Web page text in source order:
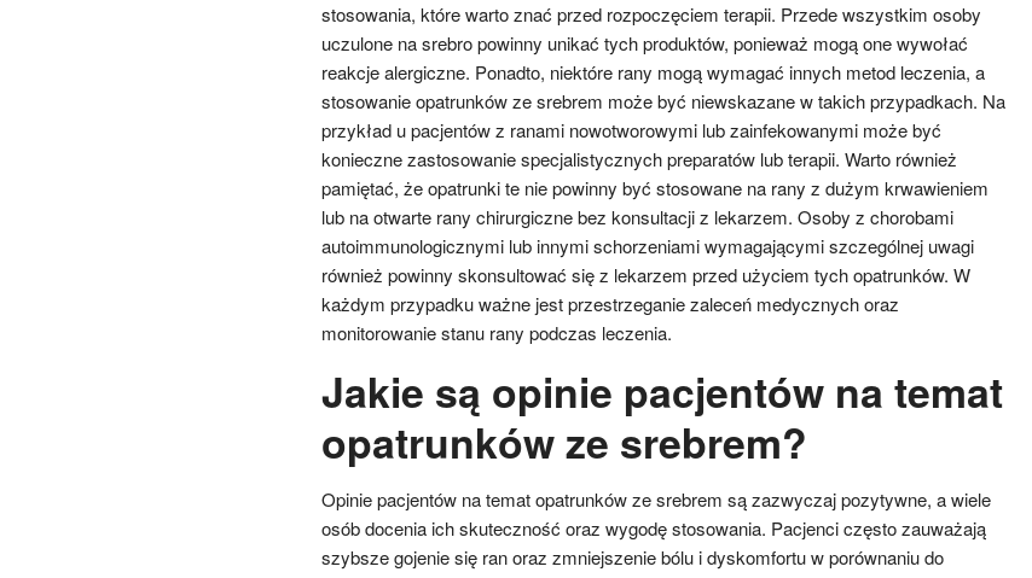
stosowania, które warto znać przed rozpoczęciem terapii. Przede wszystkim osoby
uczulone na srebro powinny unikać tych produktów, ponieważ mogą one wywołać
reakcje alergiczne. Ponadto, niektóre rany mogą wymagać innych metod leczenia, a
stosowanie opatrunków ze srebrem może być niewskazane w takich przypadkach. Na
przykład u pacjentów z ranami nowotworowymi lub zainfekowanymi może być
konieczne zastosowanie specjalistycznych preparatów lub terapii. Warto również
pamiętać, że opatrunki te nie powinny być stosowane na rany z dużym krwawieniem
lub na otwarte rany chirurgiczne bez konsultacji z lekarzem. Osoby z chorobami
autoimmunologicznymi lub innymi schorzeniami wymagającymi szczególnej uwagi
również powinny skonsultować się z lekarzem przed użyciem tych opatrunków. W
każdym przypadku ważne jest przestrzeganie zaleceń medycznych oraz
monitorowanie stanu rany podczas leczenia.
Jakie są opinie pacjentów na temat
opatrunków ze srebrem?
Opinie pacjentów na temat opatrunków ze srebrem są zazwyczaj pozytywne, a wiele
osób docenia ich skuteczność oraz wygodę stosowania. Pacjenci często zauważają
szybsze gojenie się ran oraz zmniejszenie bólu i dyskomfortu w porównaniu do